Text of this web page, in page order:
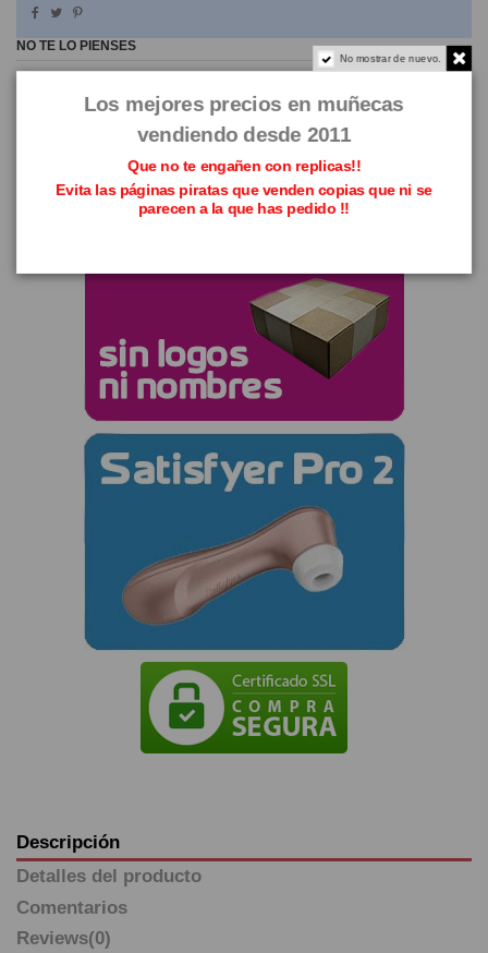
NO TE LO PIENSES
Descripción
Detalles del producto
Comentarios
Reviews(0)
No mostrar de nuevo.
Los mejores precios en muñecas
vendiendo desde 2011
Que no te engañen con replicas!!
Evita las páginas piratas que venden copias que ni se
parecen a la que has pedido !!